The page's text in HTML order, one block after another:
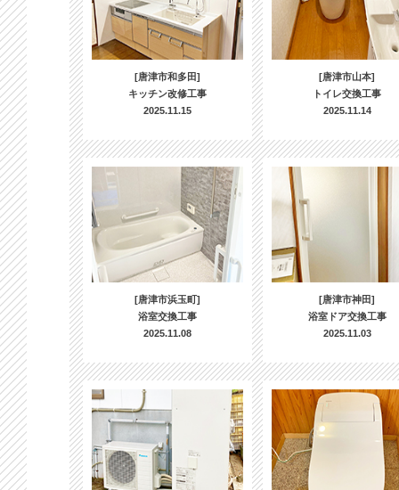
[唐津市和多田]
キッチン改修工事
2025.11.15
[唐津市山本]
トイレ交換工事
2025.11.14
[唐津市浜玉町]
浴室交換工事
2025.11.08
[唐津市神田]
浴室ドア交換工事
2025.11.03